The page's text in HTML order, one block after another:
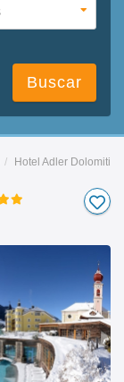
Buscar
Hotel Adler Dolomiti